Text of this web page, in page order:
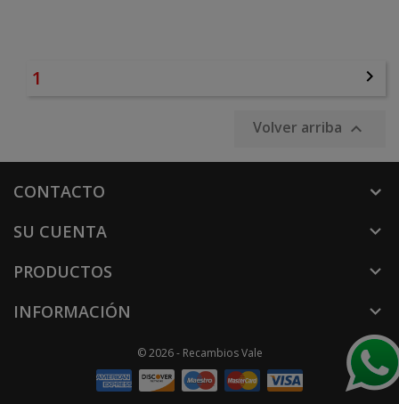
1 
Volver arriba 
CONTACTO
SU CUENTA

PRODUCTOS 
INFORMACIÓN 
© 2026 - Recambios Vale